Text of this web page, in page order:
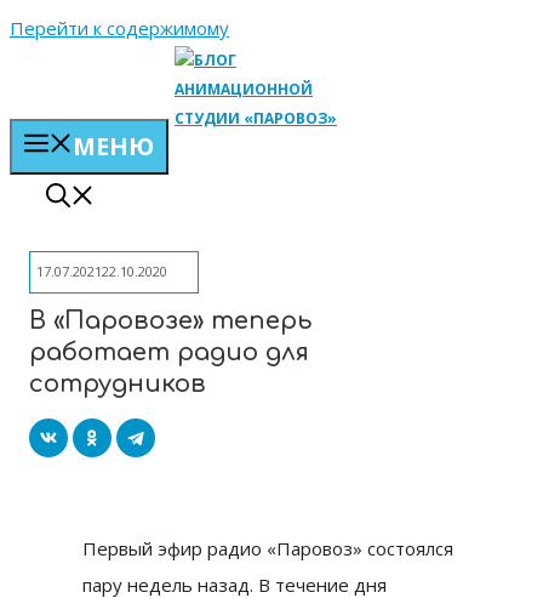
Перейти к содержимому
МЕНЮ
В «Паровозе» теперь
работает радио для
сотрудников
17.07.202122.10.2020
Первый эфир радио «Паровоз» состоялся
пару недель назад. В течение дня